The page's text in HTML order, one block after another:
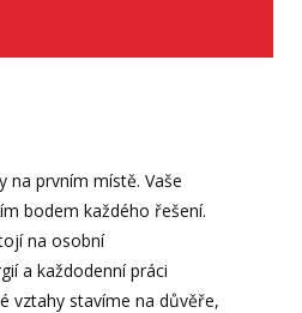
na prvním místě. Vaše
bodem každého řešení.
na osobní
a každodenní práci
vztahy stavíme na důvěře,